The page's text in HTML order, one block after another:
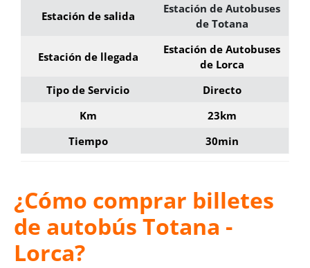
Estación de salida
Estación de Autobuses
de Totana
Estación de llegada
Estación de Autobuses
de Lorca
Tipo de Servicio
Directo
Km
23km
Tiempo
30min
¿Cómo comprar billetes
de autobús Totana -
Lorca?